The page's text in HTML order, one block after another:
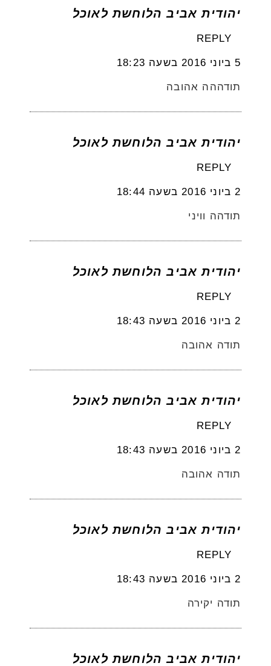
יהודית אביב הלוחשת לאוכל
REPLY
5 ביוני 2016 בשעה 18:23
תודההה אהובה
יהודית אביב הלוחשת לאוכל
REPLY
2 ביוני 2016 בשעה 18:44
תודהה וויני
יהודית אביב הלוחשת לאוכל
REPLY
2 ביוני 2016 בשעה 18:43
תודה אהובה
יהודית אביב הלוחשת לאוכל
REPLY
2 ביוני 2016 בשעה 18:43
תודה אהובה
יהודית אביב הלוחשת לאוכל
REPLY
2 ביוני 2016 בשעה 18:43
תודה יקירה
יהודית אביב הלוחשת לאוכל